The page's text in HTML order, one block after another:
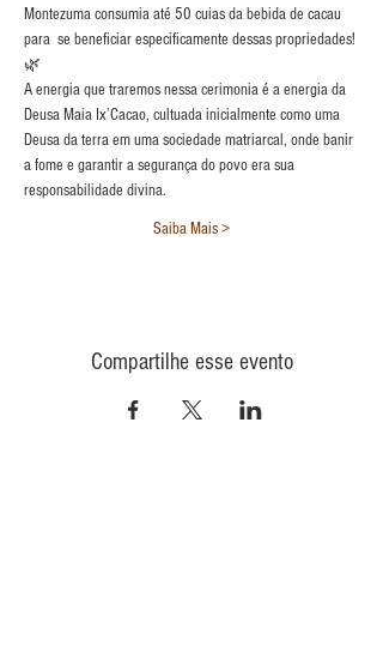
Montezuma consumia até 50 cuias da bebida de cacau
para  se beneficiar especificamente dessas propriedades!
🌿
A energia que traremos nessa cerimonia é a energia da
Deusa Maia Ix’Cacao, cultuada inicialmente como uma
Deusa da terra em uma sociedade matriarcal, onde banir
a fome e garantir a segurança do povo era sua
responsabilidade divina.
Saiba Mais >
Compartilhe esse evento